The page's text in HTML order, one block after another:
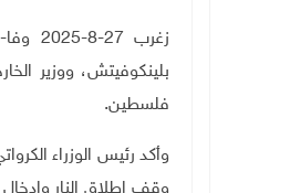
بلينكوفيتش، ووزير
فلسطين.
وأكد رئيس الوزراء